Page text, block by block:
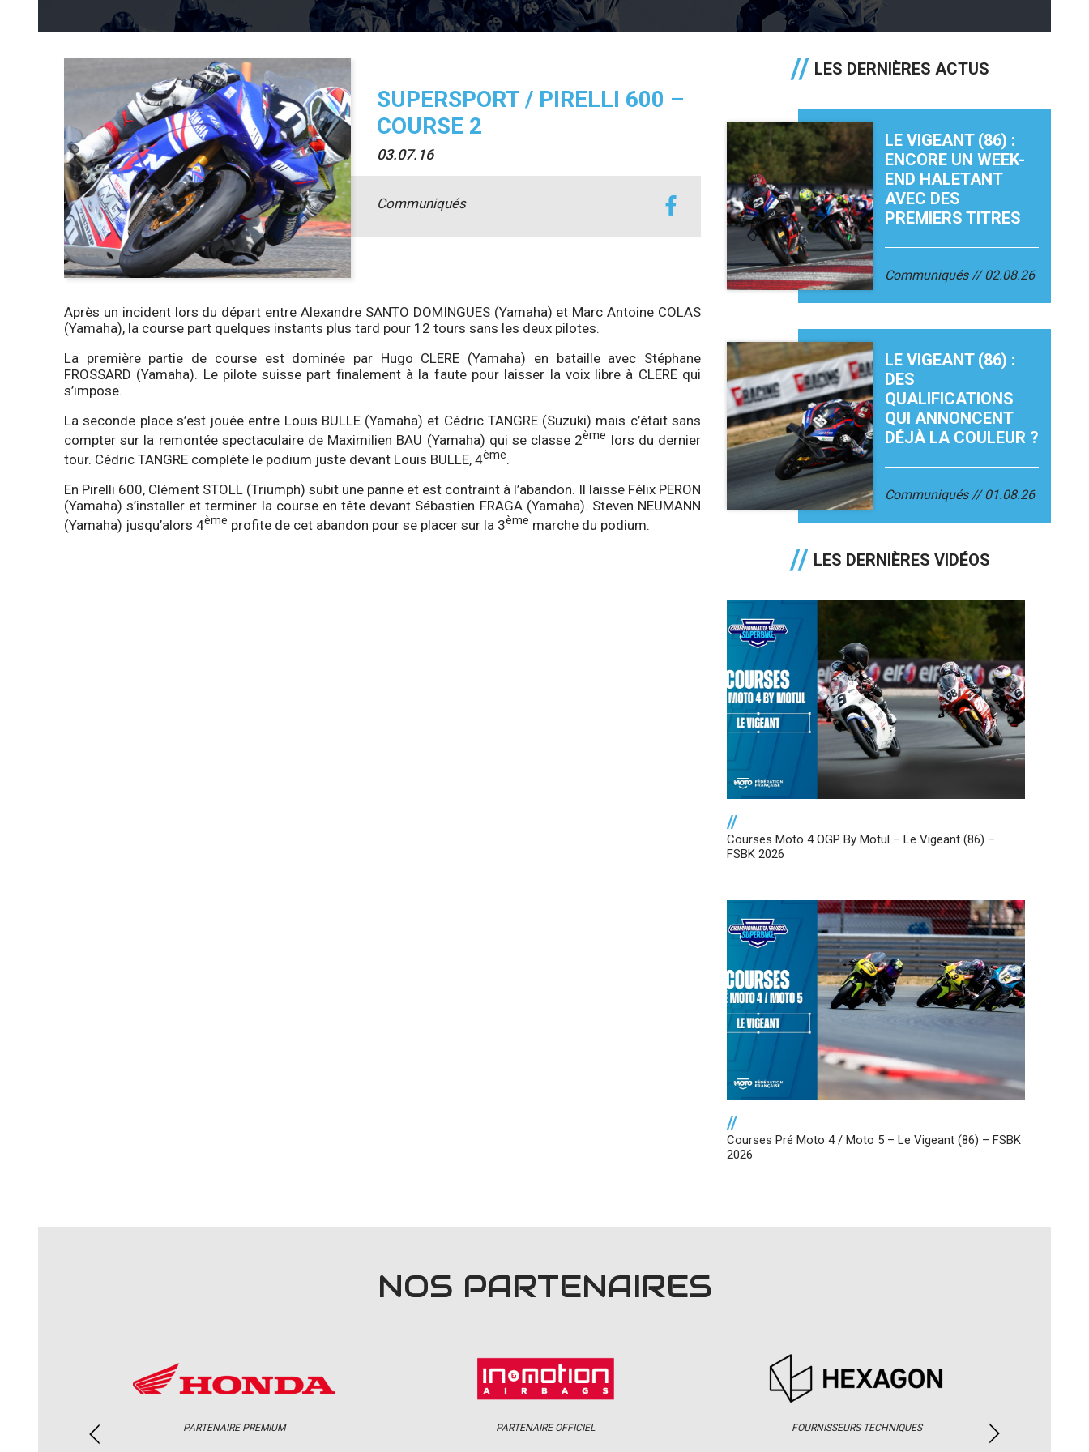
SUPERSPORT / PIRELLI 600 –
COURSE 2
03.07.16
Communiqués
Après un incident lors du départ entre Alexandre SANTO DOMINGUES (Yamaha) et Marc Antoine COLAS
(Yamaha), la course part quelques instants plus tard pour 12 tours sans les deux pilotes.
La première partie de course est dominée par Hugo CLERE (Yamaha) en bataille avec Stéphane
FROSSARD (Yamaha). Le pilote suisse part finalement à la faute pour laisser la voix libre à CLERE qui
s’impose.
La seconde place s’est jouée entre Louis BULLE (Yamaha) et Cédric TANGRE (Suzuki) mais c’était sans
compter sur la remontée spectaculaire de Maximilien BAU (Yamaha) qui se classe 2ème lors du dernier
tour. Cédric TANGRE complète le podium juste devant Louis BULLE, 4ème.
En Pirelli 600, Clément STOLL (Triumph) subit une panne et est contraint à l’abandon. Il laisse Félix PERON
(Yamaha) s’installer et terminer la course en tête devant Sébastien FRAGA (Yamaha). Steven NEUMANN
(Yamaha) jusqu’alors 4ème profite de cet abandon pour se placer sur la 3ème marche du podium.
LES DERNIÈRES ACTUS
LE VIGEANT (86) :
ENCORE UN WEEK-
END HALETANT
AVEC DES
PREMIERS TITRES
Communiqués 02.08.26
LE VIGEANT (86) :
DES
QUALIFICATIONS
QUI ANNONCENT
DÉJÀ LA COULEUR ?
Communiqués 01.08.26
LES DERNIÈRES VIDÉOS
//
Courses Moto 4 OGP By Motul – Le Vigeant (86) –
FSBK 2026
//
Courses Pré Moto 4 / Moto 5 – Le Vigeant (86) – FSBK
2026
NOS PARTENAIRES
PARTENAIRE PREMIUM PARTENAIRE OFFICIEL FOURNISSEURS TECHNIQUES